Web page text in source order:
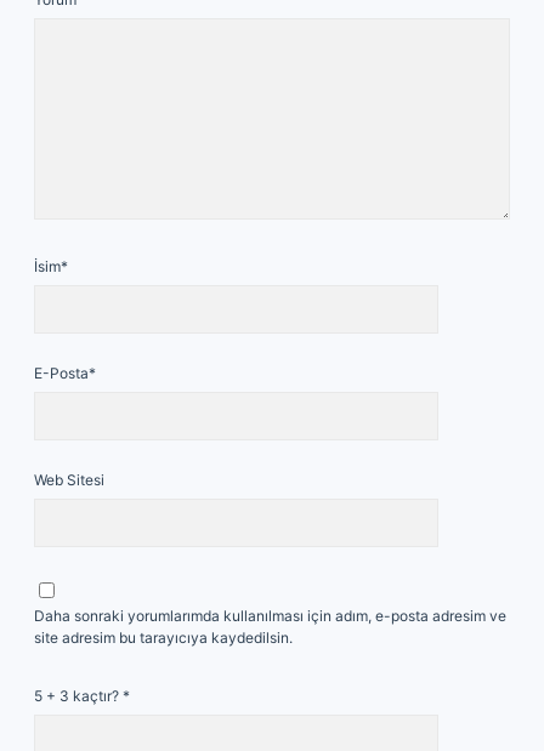
İsim*
E-Posta*
Web Sitesi
Daha sonraki yorumlarımda kullanılması için adım, e-posta adresim ve
site adresim bu tarayıcıya kaydedilsin.
5 + 3 kaçtır? *